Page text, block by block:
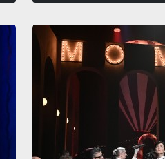
Joshua Sobol